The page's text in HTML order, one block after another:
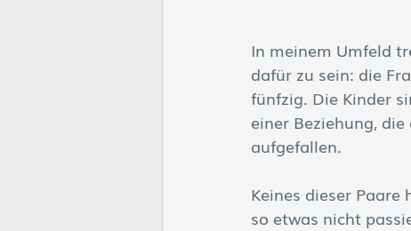
In meinem Umfeld
dafür zu sein: die
fünfzig. Die Kinder
einer Beziehung,
aufgefallen.
Keines dieser
so etwas nicht